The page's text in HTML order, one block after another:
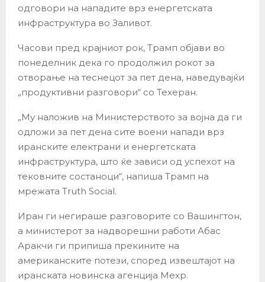
одговори на нападите врз енергетската
инфраструктура во Заливот.
Часови пред крајниот рок, Трамп објави во
понеделник дека го продолжил рокот за
отворање на теснецот за пет дена, наведувајќи
„продуктивни разговори“ со Техеран.
„Му наложив на Министерството за војна да ги
одложи за пет дена сите воени напади врз
иранските електрани и енергетската
инфраструктура, што ќе зависи од успехот на
тековните состаноци“, напиша Трамп на
мрежата Truth Social.
Иран ги негираше разговорите со Вашингтон,
а министерот за надворешни работи Абас
Аракчи ги припиша прекините на
американските потези, според извештајот на
иранската новинска агенција Мехр.